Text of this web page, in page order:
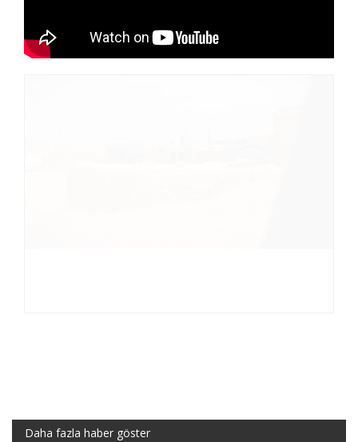
Daha fazla haber göster